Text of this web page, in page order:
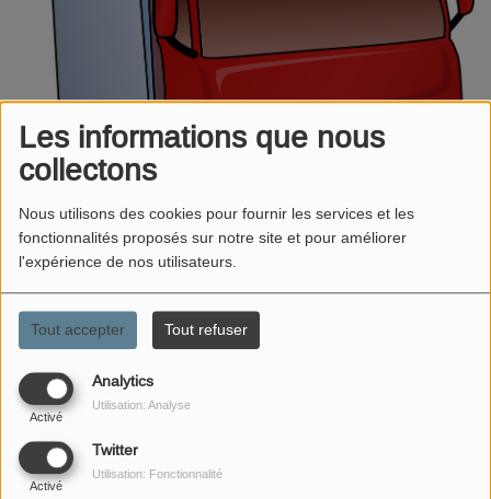
Les informations que nous
collectons
Nous utilisons des cookies pour fournir les services et les
fonctionnalités proposés sur notre site et pour améliorer
l'expérience de nos utilisateurs.
Tout accepter Tout refuser
Analytics
Activé
Utilisation: Analyse
Twitter
Activé
Utilisation: Fonctionnalité
07 MARS 2025 -
véhicules de transports de marchandises